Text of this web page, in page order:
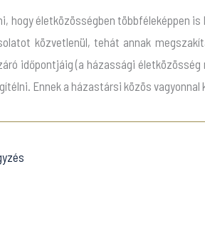
hogy életközösségben többféleképpen
közvetlenül, tehát annak
időpontjáig (a házassági
Ennek a házastársi közös